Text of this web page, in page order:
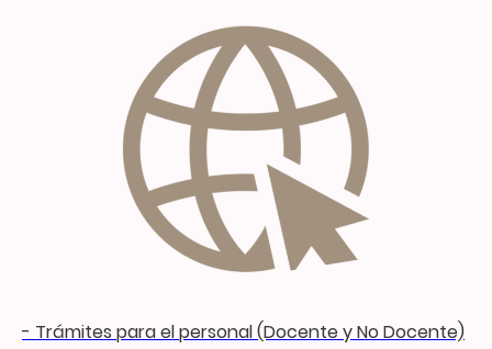
- Trámites para el personal (Docente y No Docente)